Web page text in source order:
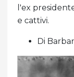
l'ex
e cattivi.
Di